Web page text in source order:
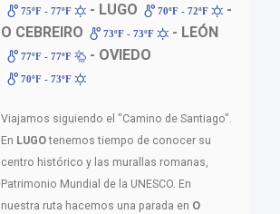
75ºF - 77ºF - LUGO 70ºF - 72ºF
-
O CEBREIRO
73ºF - 73ºF - LEÓN
77ºF - 77ºF - OVIEDO
70ºF - 73ºF
Viajamos siguiendo el "Camino de Santiago".
En LUGOtenemos tiempo de conocer su
centro histórico y las murallas romanas,
Patrimonio Mundial de la UNESCO. En
nuestra ruta hacemos una parada en O